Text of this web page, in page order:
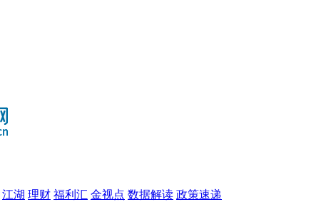
江湖 理财 福利汇 金视点 数据解读 政策速递